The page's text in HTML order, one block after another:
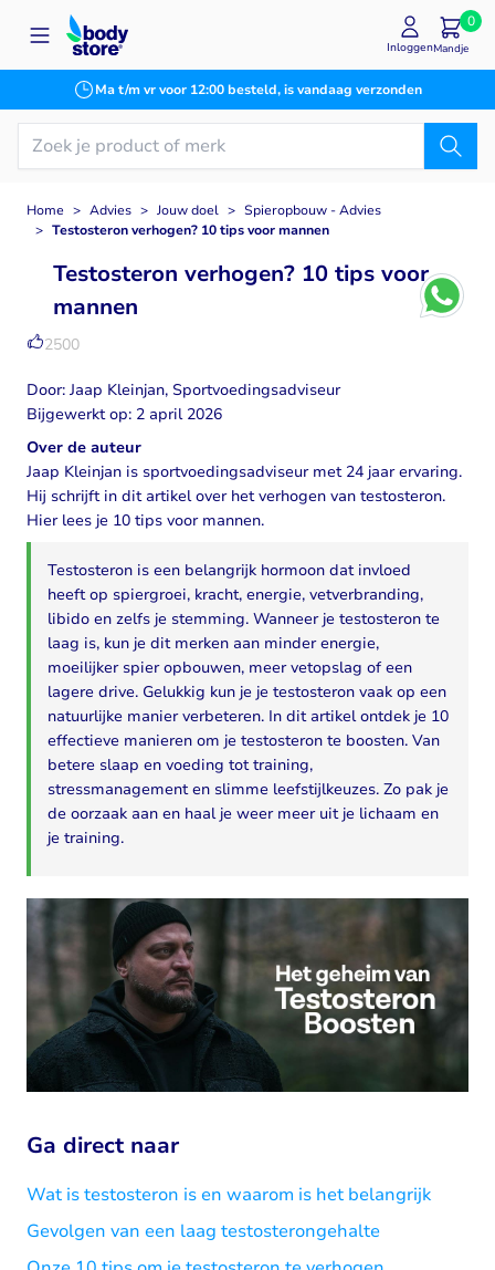
Ga naar de inhoud
Koop nu, betaal later
InloggenMandje
0
Home > Advies > Jouw doel > Spieropbouw - Advies
> Testosteron verhogen? 10 tips voor mannen
Testosteron verhogen? 10 tips voor
mannen
2500
Door: Jaap Kleinjan, Sportvoedingsadviseur
Bijgewerkt op: 2 april 2026
Over de auteur
Jaap Kleinjan is sportvoedingsadviseur met 24 jaar ervaring.
Hij schrijft in dit artikel over het verhogen van testosteron.
Hier lees je 10 tips voor mannen.
Testosteron is een belangrijk hormoon dat invloed
heeft op spiergroei, kracht, energie, vetverbranding,
libido en zelfs je stemming. Wanneer je testosteron te
laag is, kun je dit merken aan minder energie,
moeilijker spier opbouwen, meer vetopslag of een
lagere drive. Gelukkig kun je je testosteron vaak op een
natuurlijke manier verbeteren. In dit artikel ontdek je 10
effectieve manieren om je testosteron te boosten. Van
betere slaap en voeding tot training,
stressmanagement en slimme leefstijlkeuzes. Zo pak je
de oorzaak aan en haal je weer meer uit je lichaam en
je training.
Ga direct naar
Wat is testosteron is en waarom is het belangrijk
Gevolgen van een laag testosterongehalte